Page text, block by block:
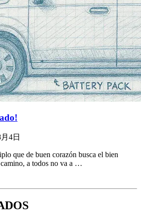
4日
que de buen corazón busca el bien
a todos no va a …